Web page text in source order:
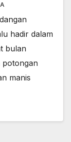
hadir dalam
bulan
potongan
manis